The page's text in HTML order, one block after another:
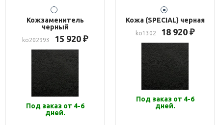
Кожзаменитель
черный
ko202993 15 920 ₽
Под заказ от 4-6
дней.
Кожа (SPECIAL) черная
ko1302 18 920 ₽
Под заказ от 4-6
дней.